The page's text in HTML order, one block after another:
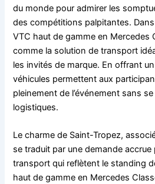
du monde pour admirer les
des compétitions palpitantes.
VTC haut de gamme en Mercedes
comme la solution de transport
les invités de marque. En offrant
véhicules permettent aux
pleinement de l’événement sans
logistiques.
Le charme de Saint-Tropez,
se traduit par une demande
transport qui reflètent le standing
haut de gamme en Mercedes